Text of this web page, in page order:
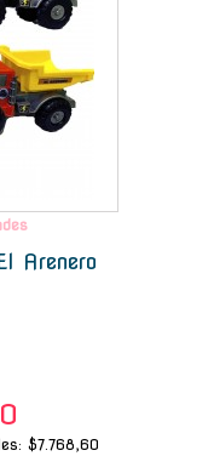
Arenero
$7.768,60